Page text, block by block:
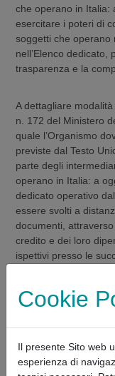
che operano in Italia:
esercitare i poteri di
soggetti che operano
nell’Elenco
trasparenza e la
A dettagliare
n. 172 del Ministero
quale l’Organismo
previste dal Testo
parte degli
operano in Italia: a
dedicato operativo
essere svolti a
documenti,
credito e dei loro
ispettivi presso le
Le attività di controllo
provenienti da terzi.
norme sulla
Cookie
Il presente Sito web
esperienza di